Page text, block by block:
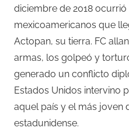
diciembre de 2018
mexicoamericanos que
Actopan, su tierra. FC
armas, los golpeó y
generado un conflicto
Estados Unidos intervino
aquel país y el más joven
estadunidense.